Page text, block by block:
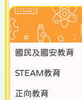
國民及國安教育
STEAM教育
正向教育